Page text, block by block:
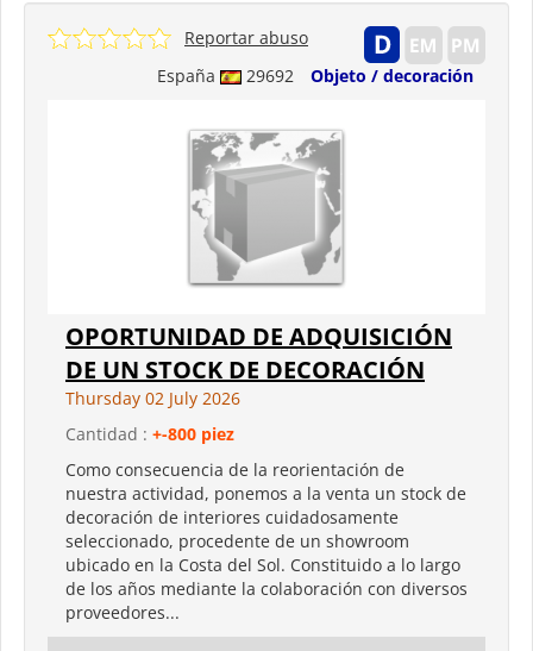
España 29692 Objeto / decoración
Reportar abuso
OPORTUNIDAD DE ADQUISICIÓN
DE UN STOCK DE DECORACIÓN
Thursday 02 July 2026
Cantidad : +-800 piez
Como consecuencia de la reorientación de
nuestra actividad, ponemos a la venta un stock de
decoración de interiores cuidadosamente
seleccionado, procedente de un showroom
ubicado en la Costa del Sol. Constituido a lo largo
de los años mediante la colaboración con diversos
proveedores...